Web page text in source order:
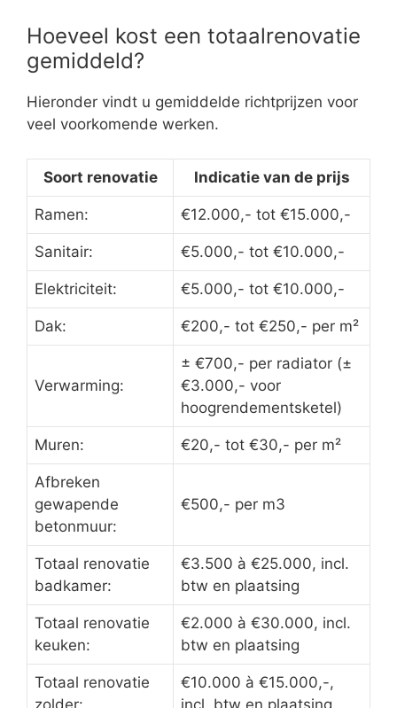
Hoeveel kost een totaalrenovatie
gemiddeld?
Hieronder vindt u gemiddelde richtprijzen voor
veel voorkomende werken.
Soort renovatie Indicatie van de prijs
Ramen: €12.000,- tot €15.000,-
Sanitair: €5.000,- tot €10.000,-
Elektriciteit: €5.000,- tot €10.000,-
Dak: €200,- tot €250,- per m²
Verwarming:
± €700,- per radiator (±
€3.000,- voor
hoogrendementsketel)
Muren: €20,- tot €30,- per m²
Afbreken
gewapende
betonmuur:
€500,- per m3
Totaal renovatie
badkamer:
€3.500 à €25.000, incl.
btw en plaatsing
Totaal renovatie
keuken:
€2.000 à €30.000, incl.
btw en plaatsing
Totaal renovatie
zolder:
€10.000 à €15.000,-,
incl. btw en plaatsing